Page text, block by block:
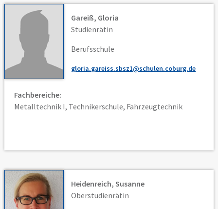
Gareiß, Gloria
Studienrätin
Berufsschule
gloria.gareiss.sbsz1@schulen.coburg.de
Fachbereiche:
Metalltechnik I, Technikerschule, Fahrzeugtechnik
Heidenreich, Susanne
Oberstudienrätin